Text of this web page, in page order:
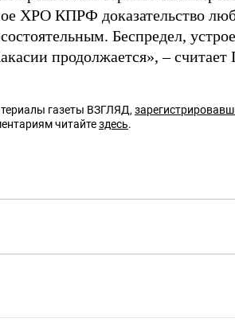
ХРО КПРФ доказательство
Беспредел,
продолжается», – считает
газеты ВЗГЛЯД,
читайтездесь.